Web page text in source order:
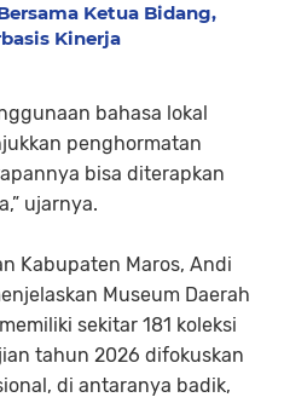
Ketua Bidang,
Kinerja
bahasa lokal
penghormatan
bisa diterapkan
ujarnya.
Kabupaten Maros, Andi
Museum Daerah
sekitar 181 koleksi
tahun 2026 difokuskan
di antaranya badik,